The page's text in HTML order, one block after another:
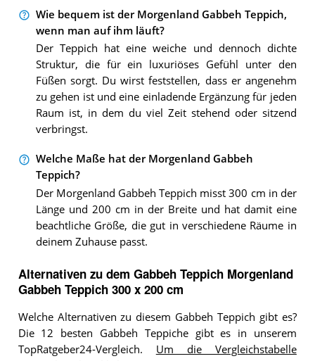
Wie bequem ist der Morgenland Gabbeh Teppich,
wenn man auf ihm läuft?
Der Teppich hat eine weiche und dennoch dichte
Struktur, die für ein luxuriöses Gefühl unter den
Füßen sorgt. Du wirst feststellen, dass er angenehm
zu gehen ist und eine einladende Ergänzung für jeden
Raum ist, in dem du viel Zeit stehend oder sitzend
verbringst.
Welche Maße hat der Morgenland Gabbeh
Teppich?
Der Morgenland Gabbeh Teppich misst 300 cm in der
Länge und 200 cm in der Breite und hat damit eine
beachtliche Größe, die gut in verschiedene Räume in
deinem Zuhause passt.
Alternativen zu dem Gabbeh Teppich Morgenland
Gabbeh Teppich 300 x 200 cm
Welche Alternativen zu diesem Gabbeh Teppich gibt es?
Die 12 besten Gabbeh Teppiche gibt es in unserem
TopRatgeber24-Vergleich. Um die Vergleichstabelle